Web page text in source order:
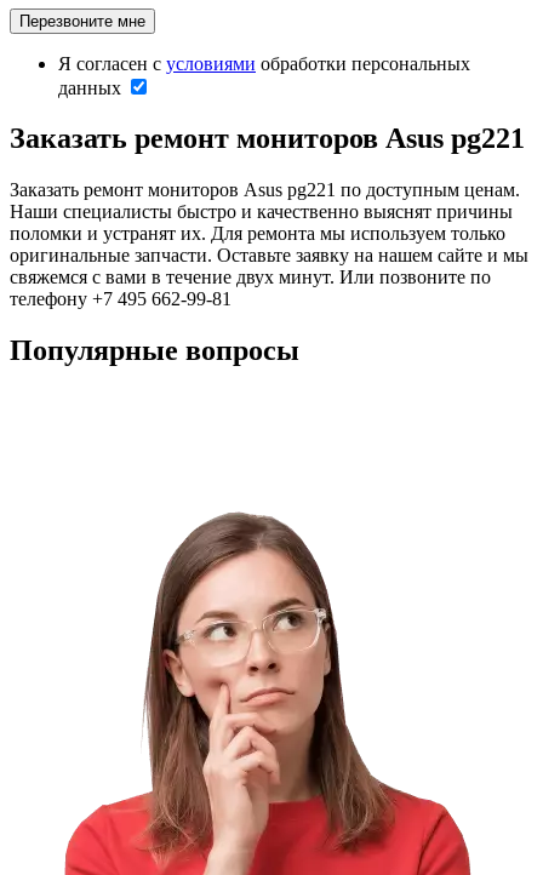
Я согласен с условиями обработки персональных
данных
Заказать ремонт мониторов Asus pg221
Заказать ремонт мониторов Asus pg221 по доступным ценам.
Наши специалисты быстро и качественно выяснят причины
поломки и устранят их. Для ремонта мы используем только
оригинальные запчасти. Оставьте заявку на нашем сайте и мы
свяжемся с вами в течение двух минут. Или позвоните по
телефону +7 495 662-99-81
Популярные вопросы